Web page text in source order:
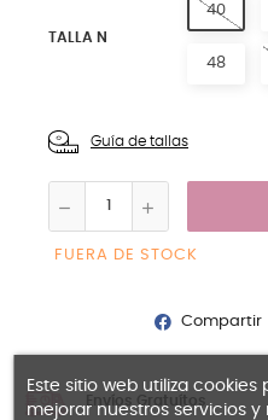
TALLA N
40
48
Guía de tallas
FUERA DE STOCK
Compartir
Envíos Gratuítos
Este sitio web utiliza
mejorar nuestros servicios y